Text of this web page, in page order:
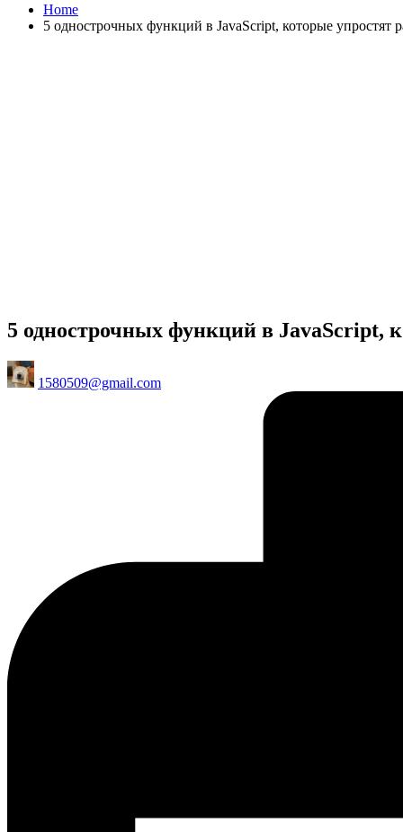
Home
5 однострочных функций в JavaScript, которые упростят
5 однострочных функций в JavaScript,
Posted
by
1580509@gmail.com